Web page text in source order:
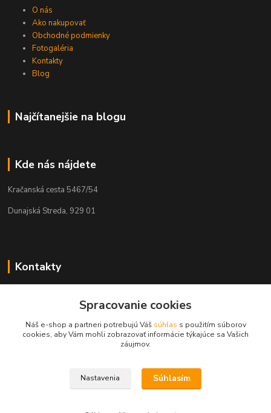
O nás
Ako nakupovať
Obchodné podmienky
Fotogaléria
Kontakty
Blog
Najčítanejšie na blogu
Kde nás nájdete
Kračanská cesta 5467/54
Dunajská Streda, 929 01
Kontakty
+421 908 775 701
info@kantorstav.sk
Spracovanie cookies
Náš e-shop a partneri potrebujú Váš súhlas s použitím súborov
cookies, aby Vám mohli zobrazovať informácie týkajúce sa Vašich
záujmov.
Nastavenia Súhlasím